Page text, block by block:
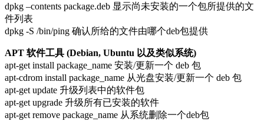
dpkg –contents package.deb 显示尚未安装的一个包所提供的文
件列表
dpkg -S /bin/ping 确认所给的文件由哪个deb包提供
APT 软件工具 (Debian, Ubuntu 以及类似系统)
apt-get install package_name 安装/更新一个 deb 包
apt-cdrom install package_name 从光盘安装/更新一个 deb 包
apt-get update 升级列表中的软件包
apt-get upgrade 升级所有已安装的软件
apt-get remove package_name 从系统删除一个deb包